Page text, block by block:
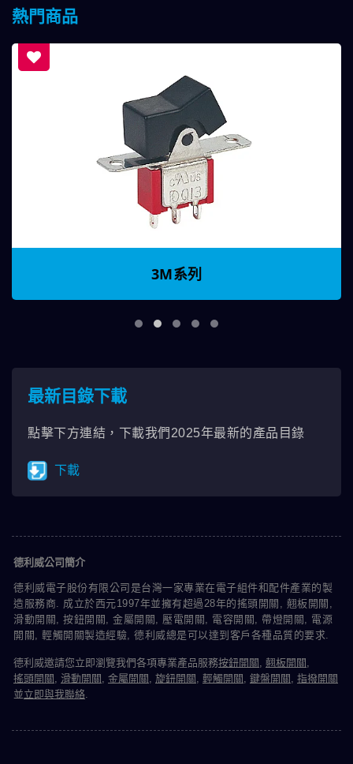
熱門商品
3M系列
最新目錄下載
點擊下方連結，下載我們2025年最新的產品目錄
下載
德利威公司簡介
德利威電子股份有限公司是台灣一家專業在電子組件和配件產業的製
造服務商. 成立於西元1997年並擁有超過28年的搖頭開關, 翹板開關,
滑動開關, 按鈕開關, 金屬開關, 壓電開關, 電容開關, 帶燈開關, 電源
開關, 輕觸開關製造經驗, 德利威總是可以達到客戶各種品質的要求.
德利威邀請您立即瀏覽我們各項專業產品服務按鈕開關 翹板開關
搖頭開關
滑動開關 金屬開關 旋鈕開關 輕觸開關 鍵盤開關
指撥開關
並立即與我聯絡